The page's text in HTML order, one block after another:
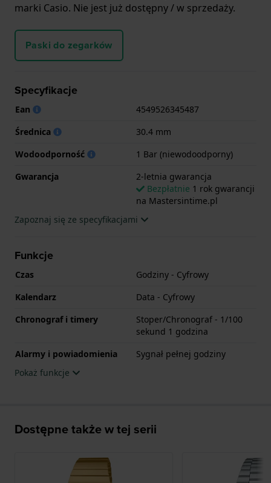
marki Casio. Nie jest już dostępny / w sprzedaży.
Paski do zegarków
Specyfikacje
Ean
4549526345487
Średnica
30.4 mm
Wodoodporność
1 Bar (niewodoodporny)
Gwarancja
2-letnia gwarancja
Bezpłatnie 1 rok gwarancji
na Mastersintime.pl
Zapoznaj się ze specyfikacjami
Funkcje
Czas
Godziny - Cyfrowy
Kalendarz
Data - Cyfrowy
Chronograf i timery
Stoper/Chronograf - 1/100
sekund 1 godzina
Alarmy i powiadomienia
Sygnał pełnej godziny
Pokaż funkcje
Dostępne także w tej serii